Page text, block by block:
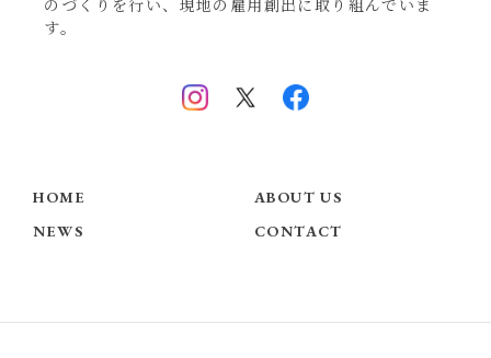
のづくりを行い、現地の雇用創出に取り組んでいま
す。
HOME
ABOUT US
NEWS
CONTACT